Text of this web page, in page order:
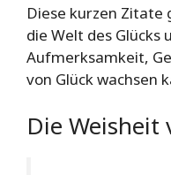
Diese kurzen Zitate
die Welt des Glücks
Aufmerksamkeit,
von Glück wachsen
Die Weisheit